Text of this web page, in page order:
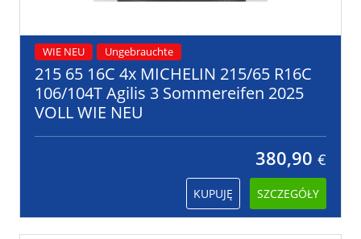
WIE NEU Ungebrauchte
215 65 16C 4x MICHELIN 215/65 R16C
106/104T Agilis 3 Sommereifen 2025
VOLL WIE NEU
380,90 €
KUPUJĘ SZCZEGÓŁY